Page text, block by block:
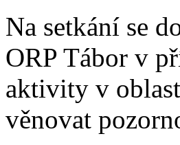
Na setkání se
ORP Tábor v
aktivity v
věnovat